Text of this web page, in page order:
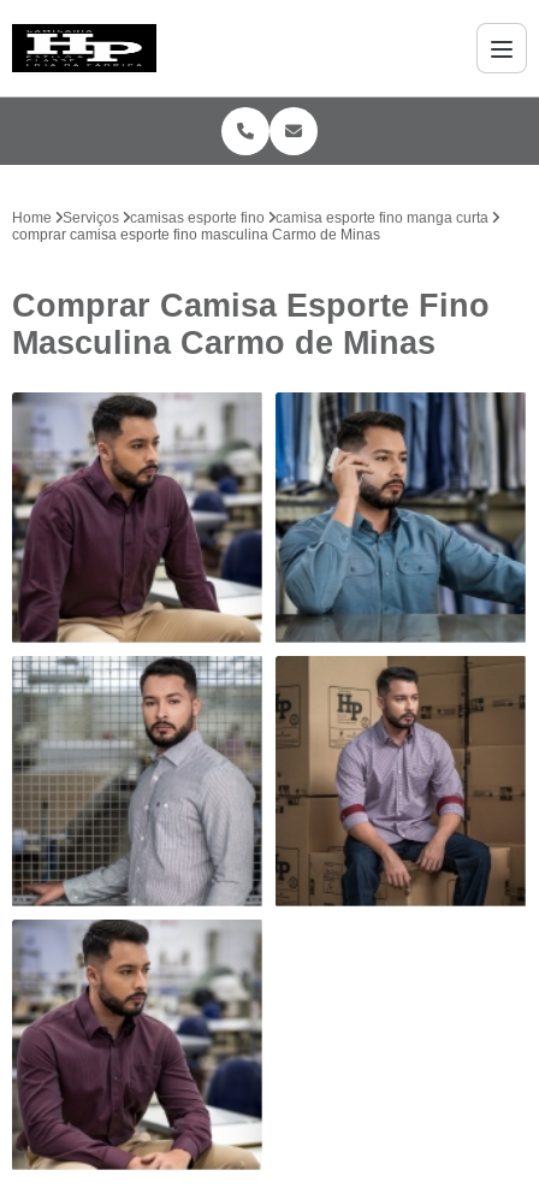
Home Serviços camisas esporte fino
camisa esporte fino manga curta
comprar camisa esporte fino masculina Carmo de Minas
Comprar Camisa Esporte Fino
Masculina Carmo de Minas